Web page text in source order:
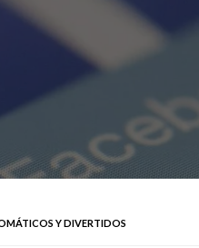
Y DIVERTIDOS